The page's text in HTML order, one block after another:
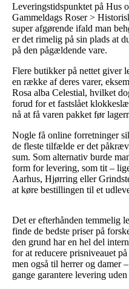
Leveringstidspunktet på Hus
Gammeldags Roser >
super afgørende ifald man
er det rimelig på sin plads at
på den pågældende vare.
Flere butikker på nettet giver
en række af deres varer,
Rosa alba Celestial, hvilket
forud for et fastslået
nå at få varen pakket før
Nogle få online forretninger
de fleste tilfælde er det
sum. Som alternativ burde
form for levering, som tit –
Aarhus, Hjørring eller
at køre bestillingen til et
Det er efterhånden temmelig
finde de bedste priser på
den grund har en hel del
for at reducere prisniveauet
men også til herrer og damer
gange garantere levering